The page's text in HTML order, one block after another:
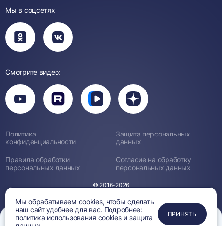
ПРИМЕНИТЬ
ЗАКРЫТЬ
ЗАКРЫТЬ
ЗАКРЫТЬ
Мы обрабатываем cookies, чтобы сделать
наш сайт удобнее для вас. Подробнее:
политика использования cookiesи защита
ПРИНЯТЬ
Мы в соцсетях:
Вы
перейдете
в
группу
Вы
перейдете
в
группу
Смотрите видео:
Вы
перейдете
на
канал
Вы
перейдете
Вы
перейдете
Вы
перейдете
Дзен
Политика
конфиденциальности
Защита персональных
данных
Правила обработки
персональных данных
Согласие на обработку
персональных данных
© 2016-2026